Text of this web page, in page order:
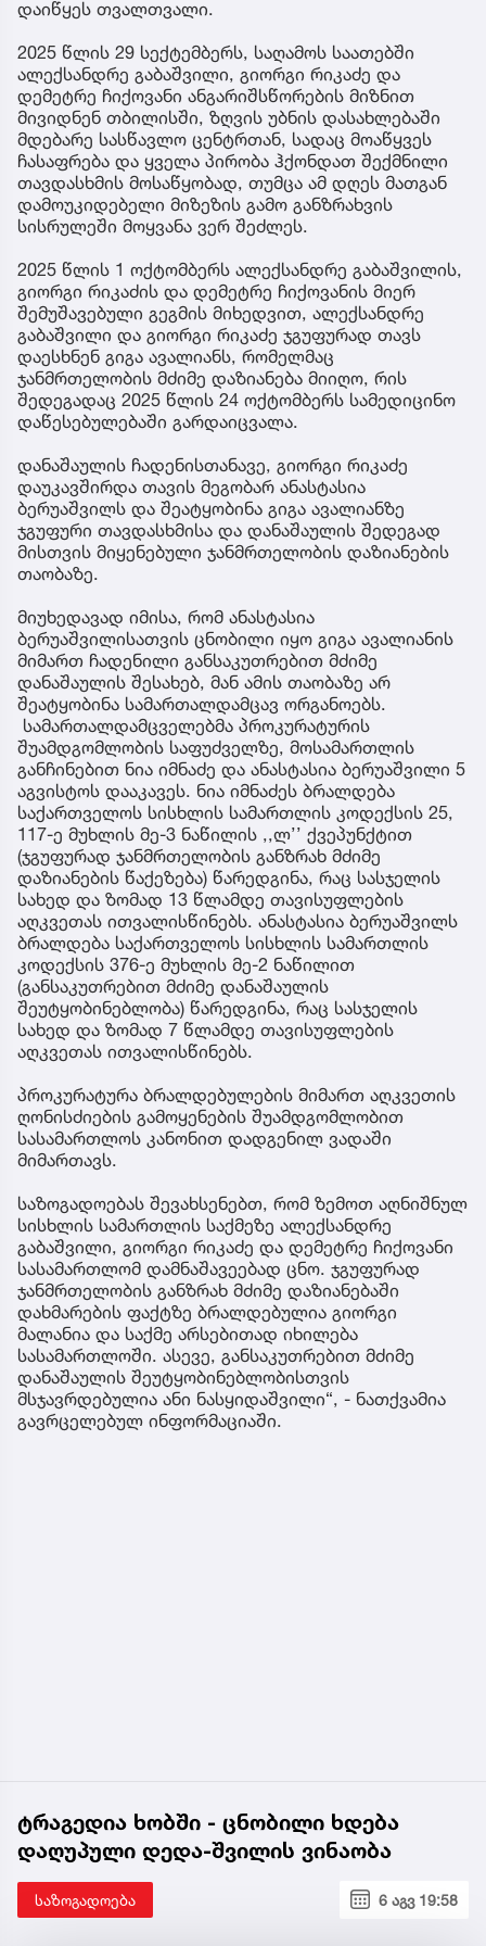
დაიწყეს თვალთვალი.
2025 წლის 29 სექტემბერს, საღამოს საათებში
ალექსანდრე გაბაშვილი, გიორგი რიკაძე და
დემეტრე ჩიქოვანი ანგარიშსწორების მიზნით
მივიდნენ თბილისში, ზღვის უბნის დასახლებაში
მდებარე სასწავლო ცენტრთან, სადაც მოაწყვეს
ჩასაფრება და ყველა პირობა ჰქონდათ შექმნილი
თავდასხმის მოსაწყობად, თუმცა ამ დღეს მათგან
დამოუკიდებელი მიზეზის გამო განზრახვის
სისრულეში მოყვანა ვერ შეძლეს.
2025 წლის 1 ოქტომბერს ალექსანდრე გაბაშვილის,
გიორგი რიკაძის და დემეტრე ჩიქოვანის მიერ
შემუშავებული გეგმის მიხედვით, ალექსანდრე
გაბაშვილი და გიორგი რიკაძე ჯგუფურად თავს
დაესხნენ გიგა ავალიანს, რომელმაც
ჯანმრთელობის მძიმე დაზიანება მიიღო, რის
შედეგადაც 2025 წლის 24 ოქტომბერს სამედიცინო
დაწესებულებაში გარდაიცვალა.
დანაშაულის ჩადენისთანავე, გიორგი რიკაძე
დაუკავშირდა თავის მეგობარ ანასტასია
ბერუაშვილს და შეატყობინა გიგა ავალიანზე
ჯგუფური თავდასხმისა და დანაშაულის შედეგად
მისთვის მიყენებული ჯანმრთელობის დაზიანების
თაობაზე.
მიუხედავად იმისა, რომ ანასტასია
ბერუაშვილისათვის ცნობილი იყო გიგა ავალიანის
მიმართ ჩადენილი განსაკუთრებით მძიმე
დანაშაულის შესახებ, მან ამის თაობაზე არ
შეატყობინა სამართალდამცავ ორგანოებს.
სამართალდამცველებმა პროკურატურის
შუამდგომლობის საფუძველზე, მოსამართლის
განჩინებით ნია იმნაძე და ანასტასია ბერუაშვილი 5
აგვისტოს დააკავეს. ნია იმნაძეს ბრალდება
საქართველოს სისხლის სამართლის კოდექსის 25,
117-ე მუხლის მე-3 ნაწილის ,,ლ’’ ქვეპუნქტით
(ჯგუფურად ჯანმრთელობის განზრახ მძიმე
დაზიანების წაქეზება) წარედგინა, რაც სასჯელის
სახედ და ზომად 13 წლამდე თავისუფლების
აღკვეთას ითვალისწინებს. ანასტასია ბერუაშვილს
ბრალდება საქართველოს სისხლის სამართლის
კოდექსის 376-ე მუხლის მე-2 ნაწილით
(განსაკუთრებით მძიმე დანაშაულის
შეუტყობინებლობა) წარედგინა, რაც სასჯელის
სახედ და ზომად 7 წლამდე თავისუფლების
აღკვეთას ითვალისწინებს.
პროკურატურა ბრალდებულების მიმართ აღკვეთის
ღონისძიების გამოყენების შუამდგომლობით
სასამართლოს კანონით დადგენილ ვადაში
მიმართავს.
საზოგადოებას შევახსენებთ, რომ ზემოთ აღნიშნულ
სისხლის სამართლის საქმეზე ალექსანდრე
გაბაშვილი, გიორგი რიკაძე და დემეტრე ჩიქოვანი
სასამართლომ დამნაშავეებად ცნო. ჯგუფურად
ჯანმრთელობის განზრახ მძიმე დაზიანებაში
დახმარების ფაქტზე ბრალდებულია გიორგი
მალანია და საქმე არსებითად იხილება
სასამართლოში. ასევე, განსაკუთრებით მძიმე
დანაშაულის შეუტყობინებლობისთვის
მსჯავრდებულია ანი ნასყიდაშვილი“, - ნათქვამია
გავრცელებულ ინფორმაციაში.
ტრაგედია ხობში - ცნობილი ხდება
დაღუპული დედა-შვილის ვინაობა
საზოგადოება 6 აგვ 19:58